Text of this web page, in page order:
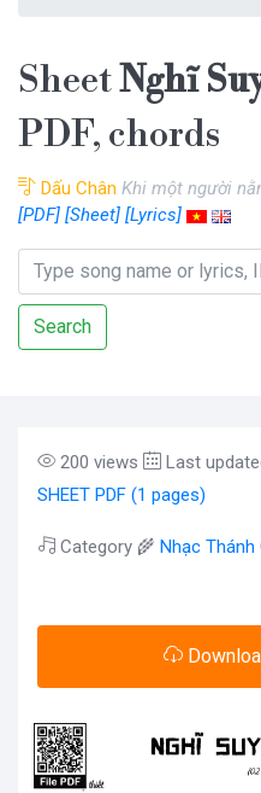
SheetNghĩ
PDF, chords
Dấu Chân Khi một người
[PDF] [Sheet] [Lyrics]
Search
200 views Last
SHEET PDF (1 pages)
Category 🌾 Nhạc Thánh